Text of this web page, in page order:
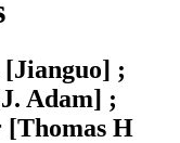
;
Adam] ;
H